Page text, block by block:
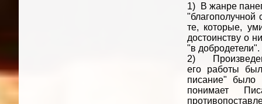
1) В жанре
"благополучной
те, которые,
достоинству о
"в добродетели".
2)
его работы
писание" было
понимает